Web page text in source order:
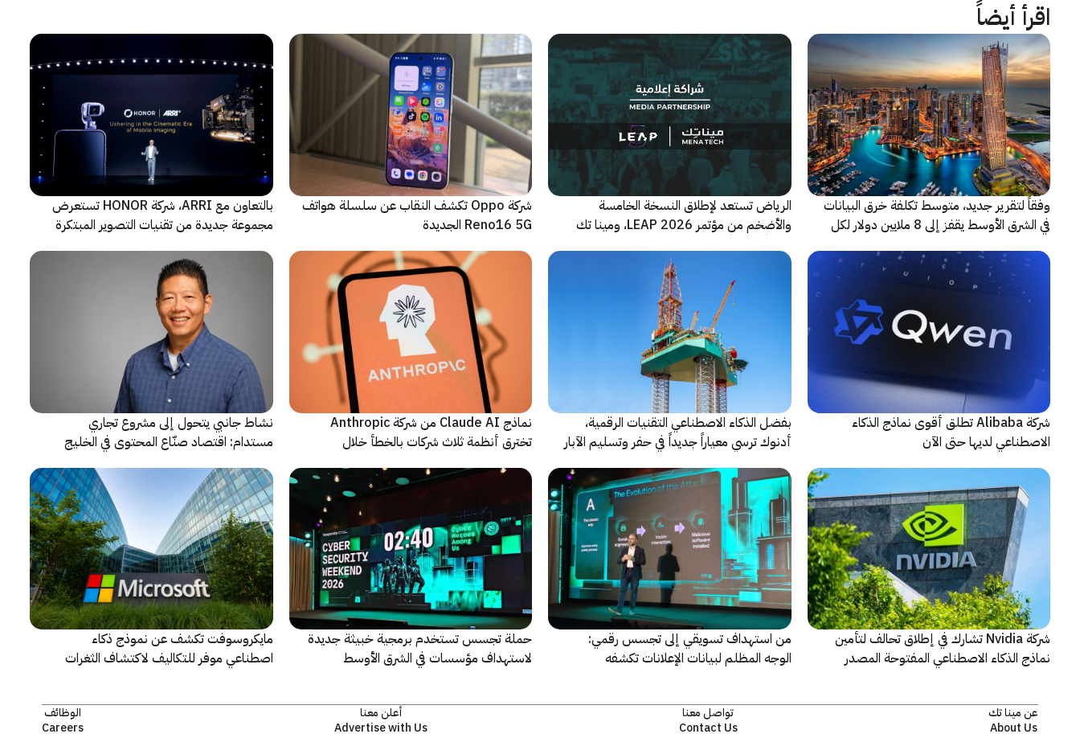
اقرأ أيضاً
وفقاً لتقرير جديد، متوسط تكلفة خرق البيانات
في الشرق الأوسط يقفز إلى 8 ملايين دولار لكل
الرياض تستعد لإطلاق النسخة الخامسة
والأضخم من مؤتمر LEAP 2026، ومينا تك
شركة Oppo تكشف النقاب عن سلسلة هواتف
Reno16 5G الجديدة
بالتعاون مع ARRI، شركة HONOR تستعرض
مجموعة جديدة من تقنيات التصوير المبتكرة
شركة Alibaba تطلق أقوى نماذج الذكاء
الاصطناعي لديها حتى الآن
بفضل الذكاء الاصطناعي التقنيات الرقمية،
أدنوك ترسي معياراً جديداً في حفر وتسليم الآبار
نماذج Claude AI من شركة Anthropic
تخترق أنظمة ثلاث شركات بالخطأ خلال
نشاط جانبي يتحول إلى مشروع تجاري
مستدام: اقتصاد صنّاع المحتوى في الخليج
شركة Nvidia تشارك في إطلاق تحالف لتأمين
نماذج الذكاء الاصطناعي المفتوحة المصدر
من استهداف تسويقي إلى تجسس رقمي:
الوجه المظلم لبيانات الإعلانات تكشفه
حملة تجسس تستخدم برمجية خبيثة جديدة
لاستهداف مؤسسات في الشرق الأوسط
مايكروسوفت تكشف عن نموذج ذكاء
اصطناعي موفر للتكاليف لاكتشاف الثغرات
عن مينا تك
About Us
تواصل معنا
Contact Us
أعلن معنا
Advertise with Us
الوظائف
Careers